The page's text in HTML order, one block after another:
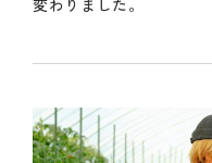
変わりました。